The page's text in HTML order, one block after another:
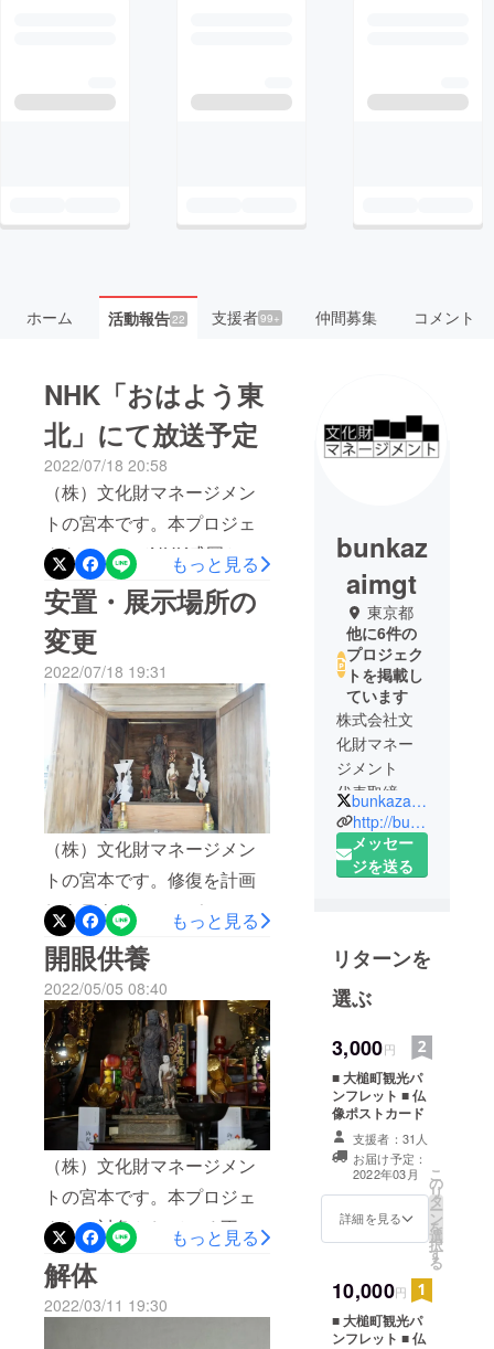
ホーム 活動報告22 支援者99+ 仲間募集 コメント
NHK「おはよう東
北」にて放送予定
2022/07/18 20:58
（株）文化財マネージメン
トの宮本です。本プロジェ
クトについてNHK盛岡から
取材を受けまして、ニュー
ス番組内で取り上げられる
ことになりました。本プロ
ジェクトを含めて、文化財
修復のクラウドファンディ
ングがテーマです。明朝の
放送予定です。東北6県のみ
の放送になりますが、ぜひ
ご覧くださいませ。日時：7
月19日（火）7:45～8:00番
組：NHK「おはよう東北」
内リポート（東北６県のみ
放送）
もっと見る
安置・展示場所の
変更
2022/07/18 19:31
（株）文化財マネージメン
トの宮本です。修復を計画
しクラウドファンディング
のご協力をお願いした際に
は、不動三尊は修復完成後
に三陸御社地天満宮に安
置・展示し、皆様に公開の
予定でした。しかし、修復
完成近くに所有者から返却
の要請があり、所有者の意
向に添うことになりまし
た。天満宮での展示公開が
できなくなり、誠に申し訳
なく存じますが、天満宮で
はレプリカ（現在、制作
中）での修復公開になりま
もっと見る
開眼供養
2022/05/05 08:40
（株）文化財マネージメン
トの宮本です。本プロジェ
クトで対象としている不動
明王三尊像の修復が完成し
まして、昨日5月4日、約1年
ぶりに大槌町に像が帰って
もっと見る
解体
2022/03/11 19:30
bunkaz
aimgt
東京都
他に6件の
プロジェク
トを掲載し
ています
株式会社文
化財マネー
ジメント
代表取締役
は宮本晶
朗。
仏像をはじ
護、文化財
を活用した
地域振興を
おこなって
います。地
域文化財を
修復するた
めのクラウ
ドファン
ディングの
り組んでい
地域文化財
とは、地域
に根付い
bunkazai_mgt
http://bunkazai-mgt.jp/
メッセー
ジを送る
リターンを
選ぶ
3,000円
■ 大槌町観光パ
ンフレット ■ 仏
像ポストカード
支援者：31人
お届け予定：
2022年03月
詳細を見る
こ
の
リ
タ
ー
ン
を
選
択
す
る
10,000円
■ 大槌町観光パ
ンフレット ■ 仏